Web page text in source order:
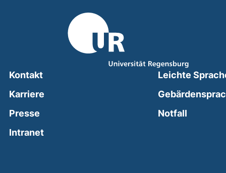
Kontakt
Karriere
Presse
Intranet(external link, opens in a new window)
Leichte
Notfall